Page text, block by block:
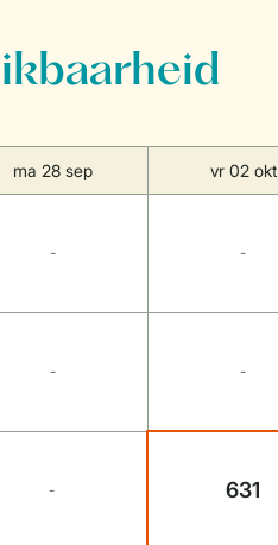
ma 28 sep vr 02 okt
- -
- -
- 631